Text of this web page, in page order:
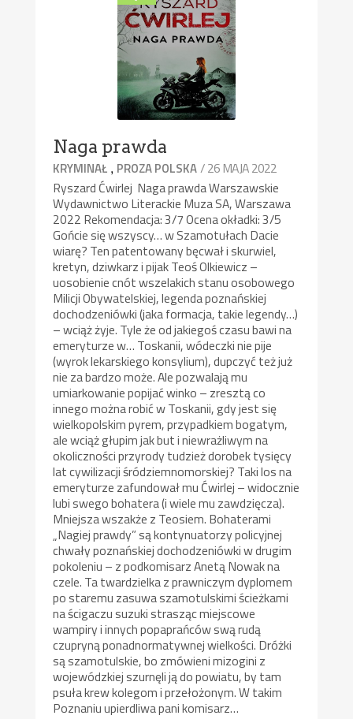
Naga prawda
KRYMINAŁ , PROZA POLSKA/ 26 MAJA 2022
Ryszard Ćwirlej Naga prawda Warszawskie
Wydawnictwo Literackie Muza SA, Warszawa
2022 Rekomendacja: 3/7 Ocena okładki: 3/5
Gońcie się wszyscy… w Szamotułach Dacie
wiarę? Ten patentowany bęcwał i skurwiel,
kretyn, dziwkarz i pijak Teoś Olkiewicz –
uosobienie cnót wszelakich stanu osobowego
Milicji Obywatelskiej, legenda poznańskiej
dochodzeniówki (jaka formacja, takie legendy…)
– wciąż żyje. Tyle że od jakiegoś czasu bawi na
emeryturze w… Toskanii, wódeczki nie pije
(wyrok lekarskiego konsylium), dupczyć też już
nie za bardzo może. Ale pozwalają mu
umiarkowanie popijać winko – zresztą co
innego można robić w Toskanii, gdy jest się
wielkopolskim pyrem, przypadkiem bogatym,
ale wciąż głupim jak but i niewrażliwym na
okoliczności przyrody tudzież dorobek tysięcy
lat cywilizacji śródziemnomorskiej? Taki los na
emeryturze zafundował mu Ćwirlej – widocznie
lubi swego bohatera (i wiele mu zawdzięcza).
Mniejsza wszakże z Teosiem. Bohaterami
„Nagiej prawdy” są kontynuatorzy policyjnej
chwały poznańskiej dochodzeniówki w drugim
pokoleniu – z podkomisarz Anetą Nowak na
czele. Ta twardzielka z prawniczym dyplomem
po staremu zasuwa szamotulskimi ścieżkami
na ścigaczu suzuki strasząc miejscowe
wampiry i innych popaprańców swą rudą
czupryną ponadnormatywnej wielkości. Dróżki
są szamotulskie, bo zmówieni mizogini z
wojewódzkiej szurnęli ją do powiatu, by tam
psuła krew kolegom i przełożonym. W takim
Poznaniu upierdliwa pani komisarz…